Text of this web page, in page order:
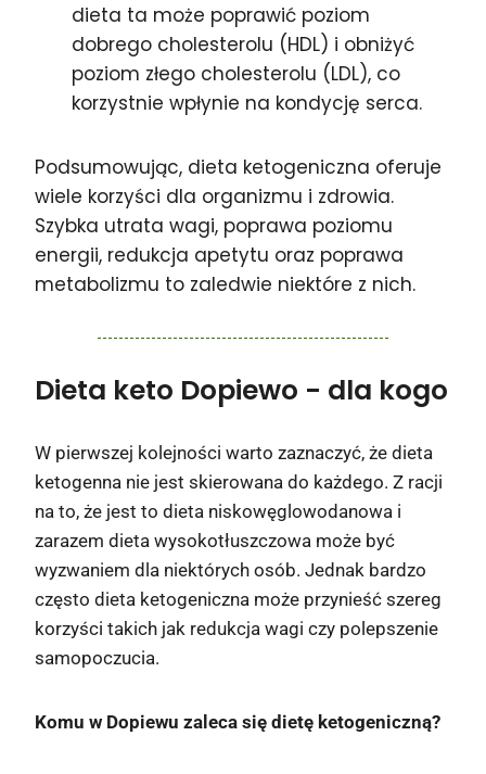
dieta ta może poprawić poziom
dobrego cholesterolu (HDL) i obniżyć
poziom złego cholesterolu (LDL), co
korzystnie wpłynie na kondycję serca.
Podsumowując, dieta ketogeniczna oferuje
wiele korzyści dla organizmu i zdrowia.
Szybka utrata wagi, poprawa poziomu
energii, redukcja apetytu oraz poprawa
metabolizmu to zaledwie niektóre z nich.
Dieta keto Dopiewo - dla kogo
W pierwszej kolejności warto zaznaczyć, że dieta
ketogenna nie jest skierowana do każdego. Z racji
na to, że jest to dieta niskowęglowodanowa i
zarazem dieta wysokotłuszczowa może być
wyzwaniem dla niektórych osób. Jednak bardzo
często dieta ketogeniczna może przynieść szereg
korzyści takich jak redukcja wagi czy polepszenie
samopoczucia.
Komu w Dopiewu zaleca się dietę ketogeniczną?